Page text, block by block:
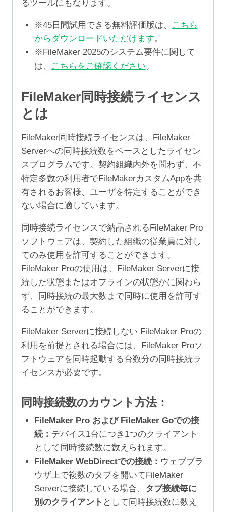
るツールにもなります。
※45日間試用できる無料評価版は、
こちら
からダウンロードいただけます。
※FileMaker 2025のシステム要件に関して
は、
こちらをご確認ください。
FileMaker同時接続ライセンス
とは
FileMaker同時接続ライセンスは、FileMaker
Serverへの同時接続数をベースとしたライセン
スプログラムです。契約組織内外を問わず、不
特定多数の利用者でFileMakerカスタムAppを共
有されるお客様、ユーザを特定することができ
ない場合に適しています。
同時接続ライセンスで納品されるFileMaker Pro
ソフトウェアは、契約した組織の従業員に対し
てのみ使用を許可することができます。
FileMaker Proの使用は、FileMaker Serverに接
続した状態またはオフラインの状態かに関わら
ず、同時接続の最大数まで同時に使用を許可す
ることができます。
FileMaker Serverに接続しない FileMaker Proの
利用を前提とされる場合には、FileMaker Proソ
フトウェアを同時起動する台数分の同時接続ラ
イセンスが必要です。
同時接続数のカウント方法：
FileMaker Pro および FileMaker Goでの接
続： デバイス1台につき1つのクライアント
として同時接続数に数えられます。
FileMaker WebDirectでの接続： ウェブブラ
ウザ上で複数のタブを開いてFileMaker
Serverに接続している場合、 タブ接続毎に
別のクライアント として同時接続数に数え